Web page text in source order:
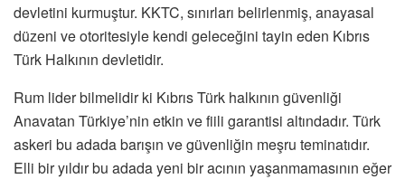
devletini kurmuştur. KKTC, sınırları belirlenmiş, anayasal
düzeni ve otoritesiyle kendi geleceğini tayin eden Kıbrıs
Türk Halkının devletidir.
Rum lider bilmelidir ki Kıbrıs Türk halkının güvenliği
Anavatan Türkiye’nin etkin ve fiili garantisi altındadır. Türk
askeri bu adada barışın ve güvenliğin meşru teminatıdır.
Elli bir yıldır bu adada yeni bir acının yaşanmamasının eğer